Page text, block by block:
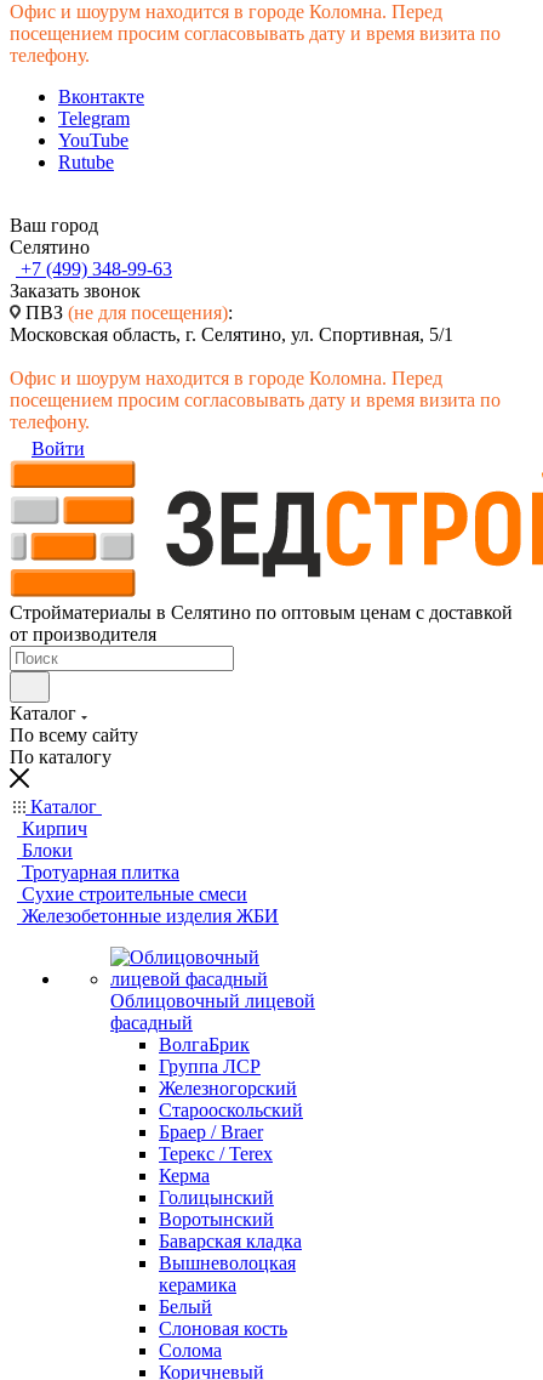
Офис и шоурум находится в городе Коломна. Перед
посещением просим согласовывать дату и время визита по
телефону.
Вконтакте
Telegram
YouTube
Rutube
Ваш город
Селятино
+7 (499) 348-99-63
Заказать звонок
ПВЗ (не для посещения):
Московская область, г. Селятино, ул. Спортивная, 5/1
Офис и шоурум находится в городе Коломна. Перед
посещением просим согласовывать дату и время визита по
телефону.
Войти
Стройматериалы в Селятино по оптовым ценам с доставкой
от производителя
Каталог
По всему сайту
По каталогу
Каталог
Кирпич
Блоки
Тротуарная плитка
Сухие строительные смеси
Железобетонные изделия ЖБИ
Облицовочный лицевой
фасадный
ВолгаБрик
Группа ЛСР
Железногорский
Старооскольский
Браер / Braer
Терекс / Terex
Керма
Голицынский
Воротынский
Баварская кладка
Вышневолоцкая
керамика
Белый
Слоновая кость
Солома
Коричневый